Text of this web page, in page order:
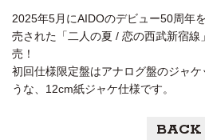
2025年5月にAIDOのデビュー50周年
売された「二人の夏 / 恋の西武新宿線
売！
初回仕様限定盤はアナログ盤のジャ
うな、12cm紙ジャケ仕様です。
BACK